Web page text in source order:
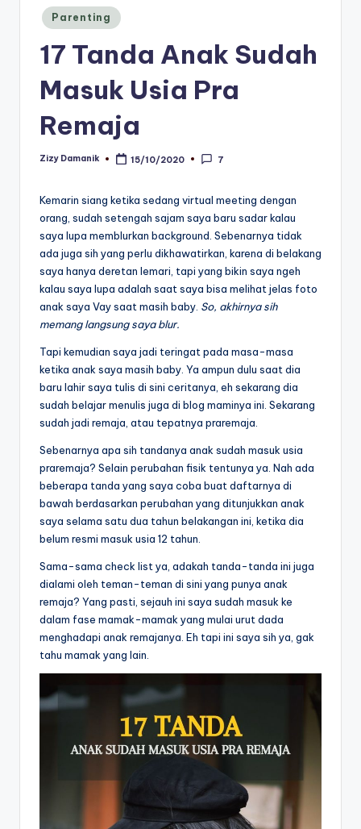
Posted
in
Parenting
17 Tanda Anak Sudah
Masuk Usia Pra
Remaja
Posted
Zizy Damanik 15/10/2020 7
Kemarin siang ketika sedang virtual meeting dengan
orang, sudah setengah sajam saya baru sadar kalau
saya lupa memblurkan background. Sebenarnya tidak
ada juga sih yang perlu dikhawatirkan, karena di belakang
saya hanya deretan lemari, tapi yang bikin saya ngeh
kalau saya lupa adalah saat saya bisa melihat jelas foto
anak saya Vay saat masih baby. So, akhirnya sih
memang langsung saya blur.
Tapi kemudian saya jadi teringat pada masa-masa
ketika anak saya masih baby. Ya ampun dulu saat dia
baru lahir saya tulis di sini ceritanya, eh sekarang dia
sudah belajar menulis juga di blog maminya ini. Sekarang
sudah jadi remaja, atau tepatnya praremaja.
Sebenarnya apa sih tandanya anak sudah masuk usia
praremaja? Selain perubahan fisik tentunya ya. Nah ada
beberapa tanda yang saya coba buat daftarnya di
bawah berdasarkan perubahan yang ditunjukkan anak
saya selama satu dua tahun belakangan ini, ketika dia
belum resmi masuk usia 12 tahun.
Sama-sama check list ya, adakah tanda-tanda ini juga
dialami oleh teman-teman di sini yang punya anak
remaja? Yang pasti, sejauh ini saya sudah masuk ke
dalam fase mamak-mamak yang mulai urut dada
menghadapi anak remajanya. Eh tapi ini saya sih ya, gak
tahu mamak yang lain.